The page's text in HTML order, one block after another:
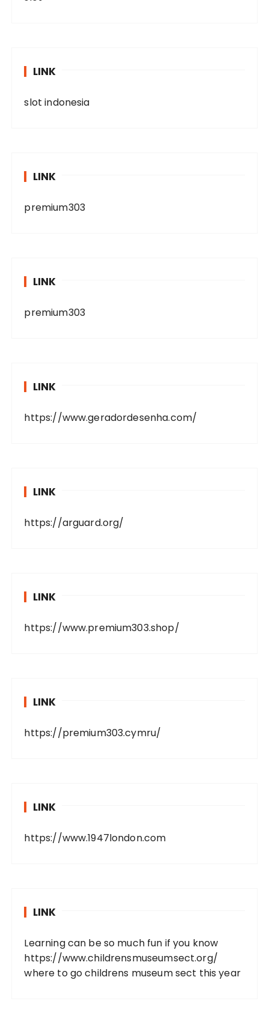
LINK
slot indonesia
LINK
premium303
LINK
premium303
LINK
https://www.geradordesenha.com/
LINK
https://arguard.org/
LINK
https://www.premium303.shop/
LINK
https://premium303.cymru/
LINK
https://www.1947london.com
LINK
Learning can be so much fun if you know
https://www.childrensmuseumsect.org/
where to go childrens museum sect this year